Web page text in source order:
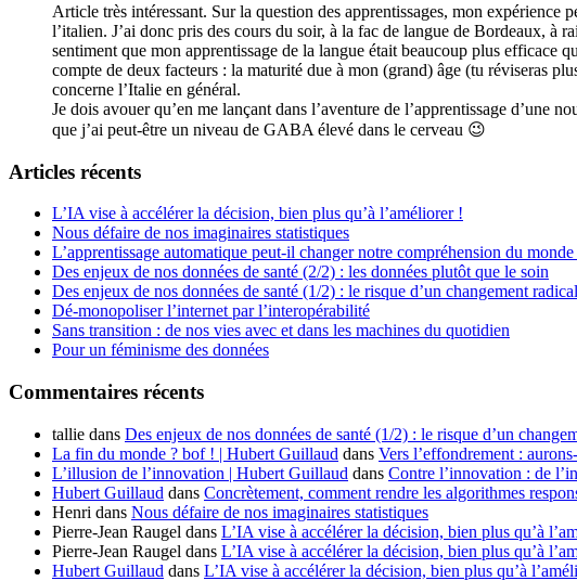
Article très intéressant. Sur la question des apprentissages, mon expérience
l’italien. J’ai donc pris des cours du soir, à la fac de langue de Bordeaux, à
sentiment que mon apprentissage de la langue était beaucoup plus efficace
compte de deux facteurs : la maturité due à mon (grand) âge (tu réviseras
concerne l’Italie en général.
Je dois avouer qu’en me lançant dans l’aventure de l’apprentissage d’une
que j’ai peut-être un niveau de GABA élevé dans le cerveau 😉
Articles récents
L’IA vise à accélérer la décision, bien plus qu’à l’améliorer !
Nous défaire de nos imaginaires statistiques
L’apprentissage automatique peut-il changer notre compréhension du monde
Des enjeux de nos données de santé (2/2) : les données plutôt que le soin
Des enjeux de nos données de santé (1/2) : le risque d’un changement
Dé-monopoliser l’internet par l’interopérabilité
Sans transition : de nos vies avec et dans les machines du quotidien
Pour un féminisme des données
Commentaires récents
tallie dans Des enjeux de nos données de santé (1/2) : le risque d’un
La fin du monde ? bof ! | Hubert Guillaud dans Vers l’effondrement :
L’illusion de l’innovation | Hubert Guillaud dans Contre l’innovation : de
Hubert Guillaud dans Concrètement, comment rendre les algorithmes
Henri dans Nous défaire de nos imaginaires statistiques
Pierre-Jean Raugel dans L’IA vise à accélérer la décision, bien plus qu’à
Pierre-Jean Raugel dans L’IA vise à accélérer la décision, bien plus qu’à
Hubert Guillaud dans L’IA vise à accélérer la décision, bien plus qu’à